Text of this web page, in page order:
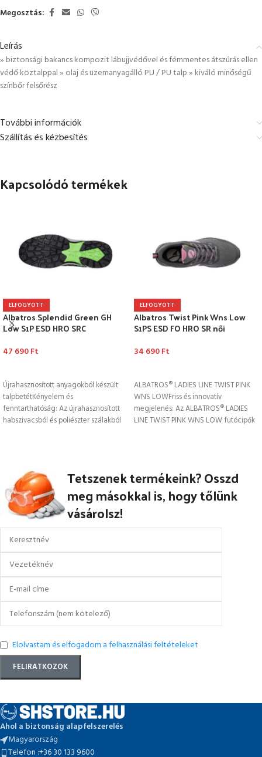
Megosztás:
Leírás
» biztonsági bakancs kompozit lábujjvédővel és fémmentes átszúrás ellen
védő köztalppal » olaj és üzemanyagálló PU / PU talp » kiváló minőségű
színbőr felsőrész
További információk
Szállítás és kézbesítés
Kapcsolódó termékek
ELFOGYOTT
Albatros Splendid Green GH
Low S1P ESD HRO SRC
47 690Ft
Újrahasznosított anyagokból készült
talpbetétKényelem és
fenntarthatóság: Az újrahasznosított
habszivacsból és poliészter szálakból
ELFOGYOTT
Albatros Twist Pink Wns Low
S1PS ESD FO HRO SR női
34 690Ft
ALBATROS® LADIES LINE TWIST PINK
WNS LOWFriss és innovatív
megjelenés: Az ALBATROS® LADIES
LINE TWIST PINK WNS LOW futócipők
Tetszenek termékeink? Osszd
meg másokkal is, hogy tőlünk
vásárolsz!
Elolvastam és elfogadom a felhasználási feltételeket
Ahol a biztonság alapfelszerelés
Magyarország
Telefon :+36 30 133 9600